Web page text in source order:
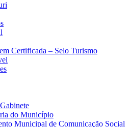
Certificada – Selo Turismo
do Município
Municipal de Comunicação Social